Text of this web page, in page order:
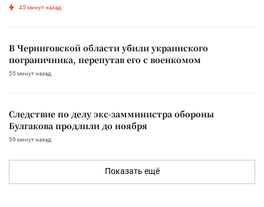
45 минут назад
В Черниговской области убили украинского
пограничника, перепутав его с военкомом
55 минут назад
Следствие по делу экс-замминистра обороны
Булгакова продлили до ноября
59 минут назад
Показать ещё